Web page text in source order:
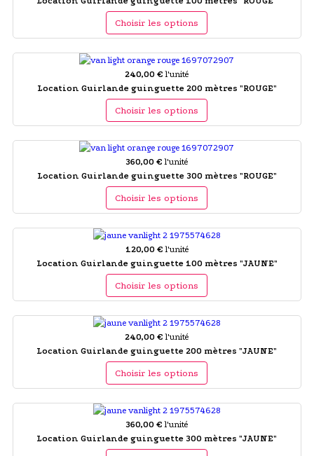
Choisir les options
240,00 € l'unité
Location Guirlande guinguette 200 mètres "ROUGE"
Choisir les options
360,00 € l'unité
Location Guirlande guinguette 300 mètres "ROUGE"
Choisir les options
120,00 € l'unité
Location Guirlande guinguette 100 mètres "JAUNE"
Choisir les options
240,00 € l'unité
Location Guirlande guinguette 200 mètres "JAUNE"
Choisir les options
360,00 € l'unité
Location Guirlande guinguette 300 mètres "JAUNE"